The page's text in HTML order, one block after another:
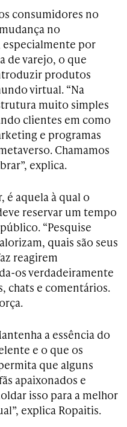
consumidores no
no
por
de varejo, o que
produtos
virtual. “Na
muito simples
clientes em como
e programas
Chamamos
explica.
é aquela à qual o
reservar um tempo
“Pesquise
quais são seus
reagirem
os verdadeiramente
chats e comentários.
a essência do
e o que os
que alguns
apaixonados e
isso para a melhor
explica Ropaitis.